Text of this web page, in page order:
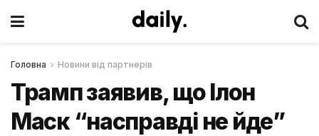
Головна Новини від партнерів
Трамп заявив, що Ілон
Маск “насправді не йде”